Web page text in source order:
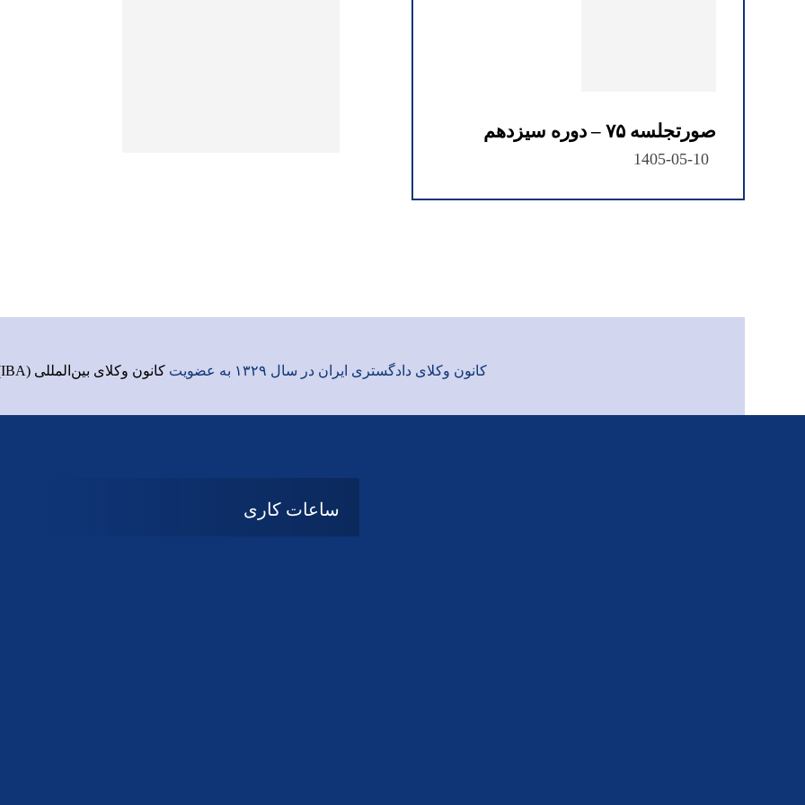
صورتجلسه ۷۵ – دوره سیزدهم
1405-05-10
کانون وکلای دادگستری ایران در سال ۱۳۲۹ به عضویت کانون وکلای بین‌المللی (IBA)
ساعات کاری